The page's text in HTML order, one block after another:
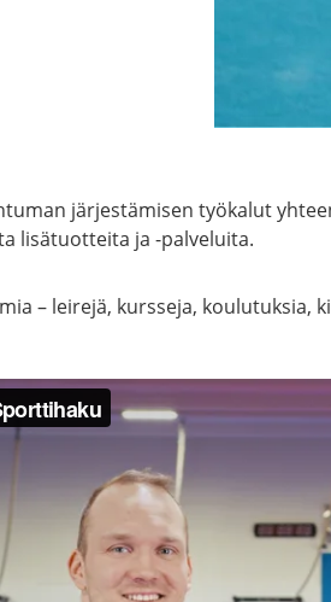
järjestämisen työkalut
lisätuotteita ja -palveluita.
– leirejä, kursseja,